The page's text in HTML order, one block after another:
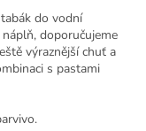
do vodní
doporučujeme
výraznější chuť a
s pastami